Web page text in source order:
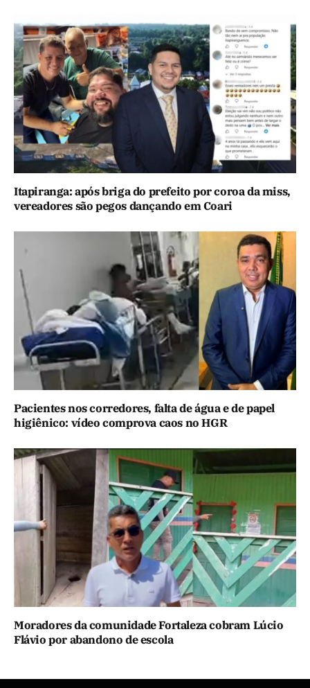
Itapiranga: após briga do prefeito por coroa da miss,
vereadores são pegos dançando em Coari
Pacientes nos corredores, falta de água e de papel
higiênico: vídeo comprova caos no HGR
Moradores da comunidade Fortaleza cobram Lúcio
Flávio por abandono de escola